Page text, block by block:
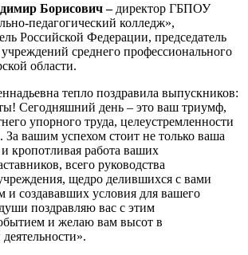
Борисович – директор ГБПОУ
педагогический колледж»,
Российской Федерации, председатель
среднего профессионального
области.
тепло поздравила выпускников:
Сегодняшний день – это ваш триумф,
упорного труда, целеустремленности
За вашим успехом стоит не только ваша
кропотливая работа ваших
всего руководства
щедро делившихся с вами
и создававших условия для вашего
поздравляю вас с этим
и желаю вам высот в